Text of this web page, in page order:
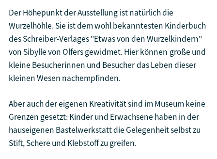
Der Höhepunkt der Ausstellung ist natürlich die
Wurzelhöhle. Sie ist dem wohl bekanntesten Kinderbuch
des Schreiber-Verlages "Etwas von den Wurzelkindern"
von Sibylle von Olfers gewidmet. Hier können große und
kleine Besucherinnen und Besucher das Leben dieser
kleinen Wesen nachempfinden.
Aber auch der eigenen Kreativität sind im Museum keine
Grenzen gesetzt: Kinder und Erwachsene haben in der
hauseigenen Bastelwerkstatt die Gelegenheit selbst zu
Stift, Schere und Klebstoff zu greifen.